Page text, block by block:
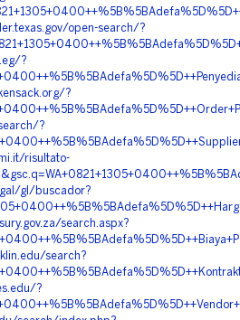
open-search/?
?
?
?
risultato-
gl/buscador?
search.aspx?
search?
?